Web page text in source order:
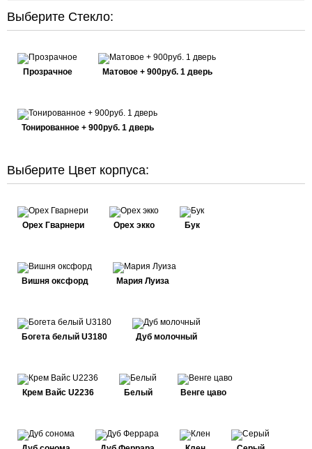
Выберите Стекло:
Прозрачное Матовое + 900руб. 1 дверь
Тонированное + 900руб. 1 дверь
Выберите Цвет корпуса:
Орех Гварнери Орех экко Бук
Вишня оксфорд Мария Луиза
Богета белый U3180 Дуб молочный
Крем Вайс U2236 Белый Венге цаво